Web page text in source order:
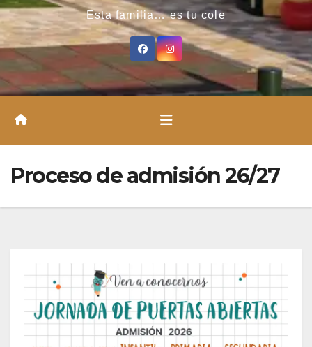
Esta familia… es tu cole
Proceso de admisión 26/27